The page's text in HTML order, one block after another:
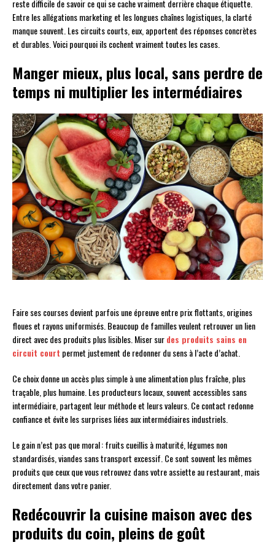
reste difficile de savoir ce qui se cache vraiment derrière chaque étiquette.
Entre les allégations marketing et les longues chaînes logistiques, la clarté
manque souvent. Les circuits courts, eux, apportent des réponses concrètes
et durables. Voici pourquoi ils cochent vraiment toutes les cases.
Manger mieux, plus local, sans perdre de
temps ni multiplier les intermédiaires
Faire ses courses devient parfois une épreuve entre prix flottants, origines
floues et rayons uniformisés. Beaucoup de familles veulent retrouver un lien
direct avec des produits plus lisibles. Miser surdes produits sains en
circuit court permet justement de redonner du sens à l’acte d’achat.
Ce choix donne un accès plus simple à une alimentation plus fraîche, plus
traçable, plus humaine. Les producteurs locaux, souvent accessibles sans
intermédiaire, partagent leur méthode et leurs valeurs. Ce contact redonne
confiance et évite les surprises liées aux intermédiaires industriels.
Le gain n’est pas que moral : fruits cueillis à maturité, légumes non
standardisés, viandes sans transport excessif. Ce sont souvent les mêmes
produits que ceux que vous retrouvez dans votre assiette au restaurant, mais
directement dans votre panier.
Redécouvrir la cuisine maison avec des
produits du coin, pleins de goût